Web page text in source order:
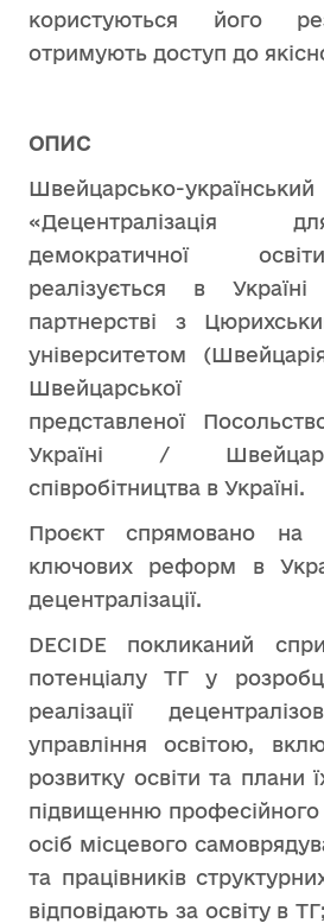
користуються його
отримують доступ до
ОПИС
Швейцарсько-
«Децентралізація
демократичної
реалізується в
партнерстві з
університетом
Швейцарської
представленої
Україні /
співробітництва в Україні.
Проєкт спрямовано на
ключових реформ в
децентралізації.
DECIDE покликаний
потенціалу ТГ у
реалізації
управління освітою,
розвитку освіти та плани
підвищенню професійного
осіб місцевого
та працівників
відповідають за освіту в